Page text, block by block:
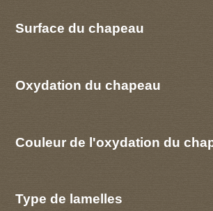
Surface du chapeau
Oxydation du chapeau
Couleur de l'oxydation du
Type de lamelles